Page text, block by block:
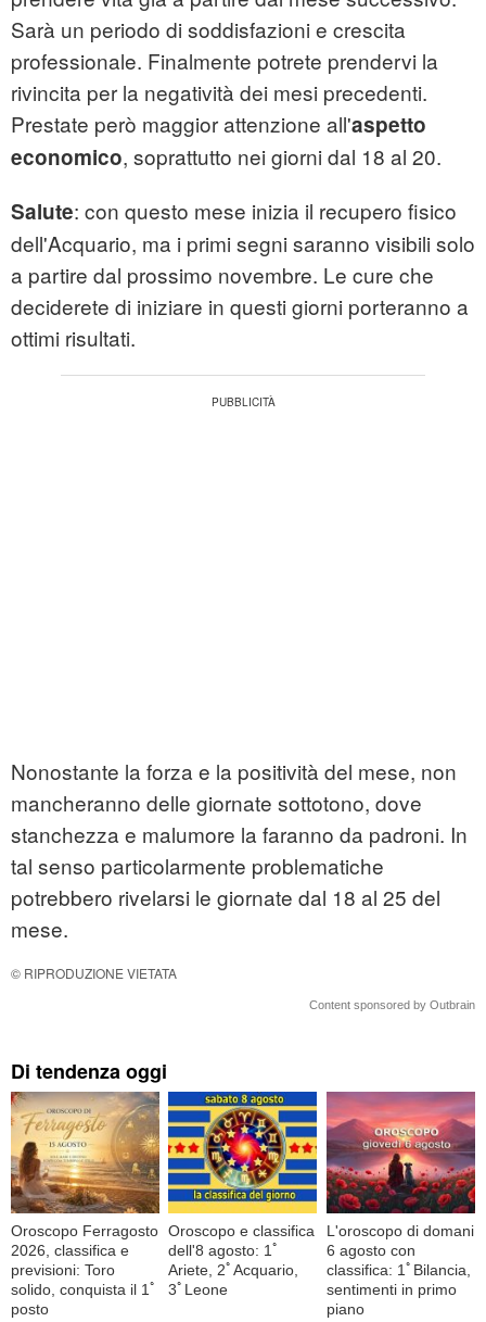
Sarà un periodo di soddisfazioni e crescita
professionale. Finalmente potrete prendervi la
rivincita per la negatività dei mesi precedenti.
Prestate però maggior attenzione all'aspetto
economico, soprattutto nei giorni dal 18 al 20.
Salute: con questo mese inizia il recupero fisico
dell'Acquario, ma i primi segni saranno visibili solo
a partire dal prossimo novembre. Le cure che
deciderete di iniziare in questi giorni porteranno a
ottimi risultati.
Nonostante la forza e la positività del mese, non
mancheranno delle giornate sottotono, dove
stanchezza e malumore la faranno da padroni. In
tal senso particolarmente problematiche
potrebbero rivelarsi le giornate dal 18 al 25 del
mese.
© RIPRODUZIONE VIETATA
Content sponsored by Outbrain
Di tendenza oggi
Oroscopo Ferragosto
2026, classifica e
previsioni: Toro
solido, conquista il 1ﾟ
posto
Oroscopo e classifica
dell'8 agosto: 1ﾟ
Ariete, 2ﾟAcquario,
3ﾟLeone
L'oroscopo di domani
6 agosto con
classifica: 1ﾟBilancia,
sentimenti in primo
piano